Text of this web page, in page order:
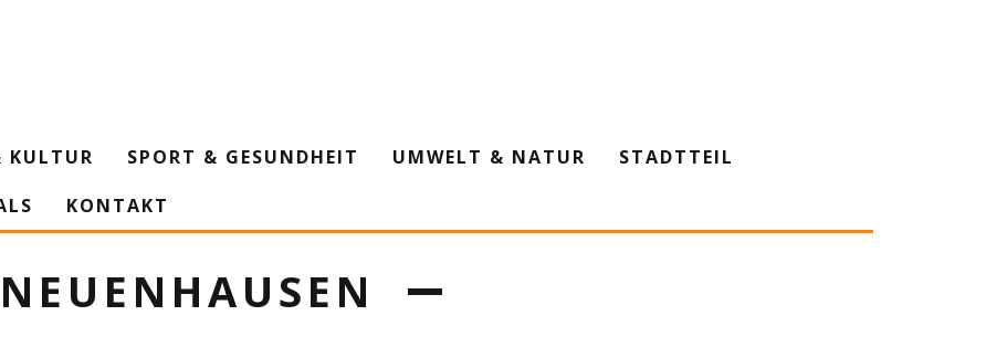
KULTUR SPORT & GESUNDHEIT UMWELT & NATUR
STADTTEIL
KONTAKT